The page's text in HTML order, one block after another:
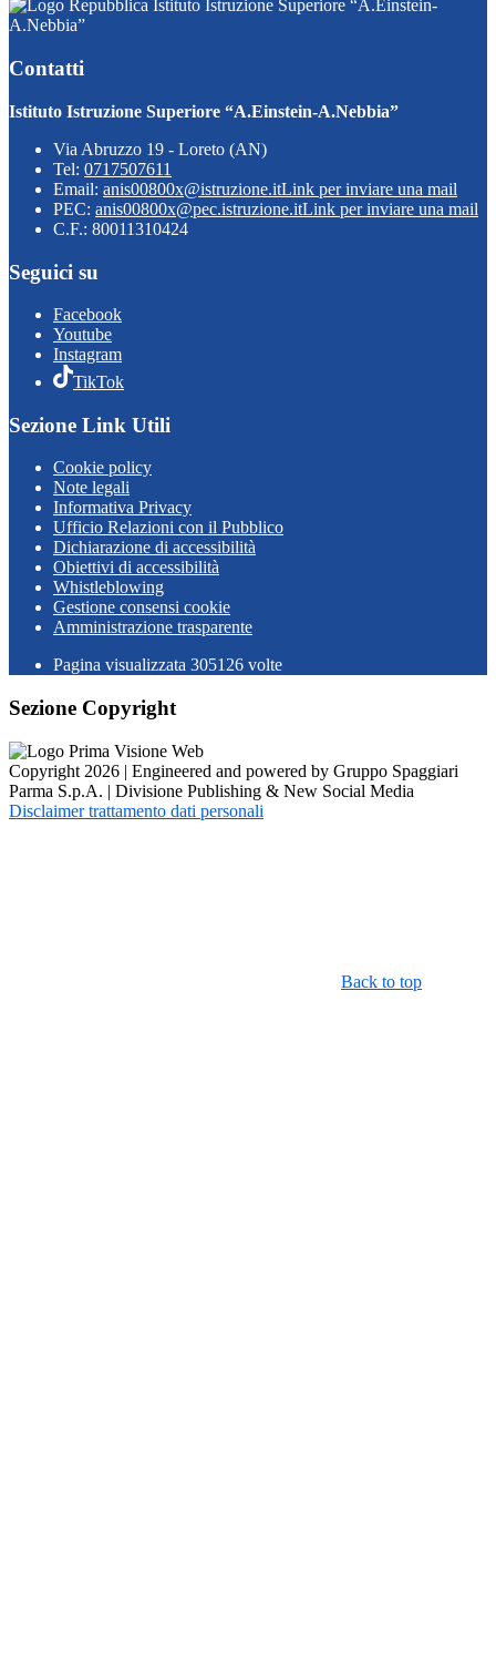
Istituto Istruzione Superiore “A.Einstein-
A.Nebbia”
Contatti
Istituto Istruzione Superiore “A.Einstein-A.Nebbia”
Via Abruzzo 19 - Loreto (AN)
Tel: 0717507611
Email: anis00800x@istruzione.itLink per inviare una mail
PEC: anis00800x@pec.istruzione.itLink per inviare una mail
C.F.: 80011310424
Seguici su
Facebook
Youtube
Instagram
TikTok
Sezione Link Utili
Cookie policy
Note legali
Informativa Privacy
Ufficio Relazioni con il Pubblico
Dichiarazione di accessibilità
Obiettivi di accessibilità
Whistleblowing
Gestione consensi cookie
Amministrazione trasparente
Pagina visualizzata 305126 volte
Sezione Copyright
Copyright 2026 | Engineered and powered by Gruppo Spaggiari
Parma S.p.A. | Divisione Publishing & New Social Media
Disclaimer trattamento dati personali
Back to top